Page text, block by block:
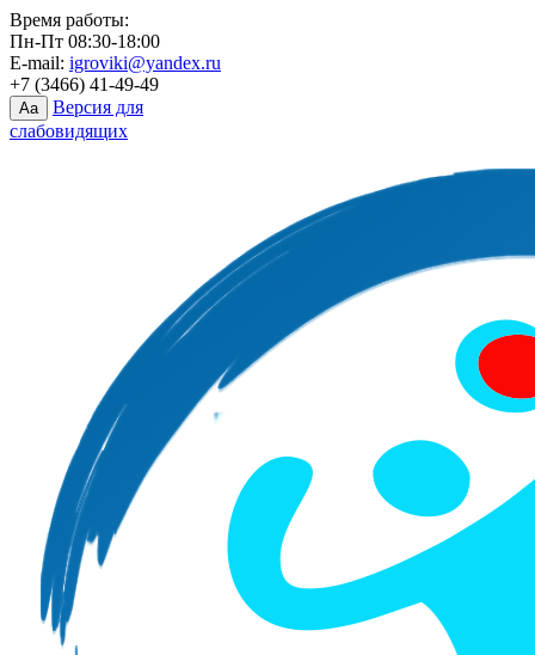
Время работы:
Пн-Пт 08:30-18:00
E-mail: igroviki@yandex.ru
+7 (3466) 41-49-49
Aa
Версия для
слабовидящих